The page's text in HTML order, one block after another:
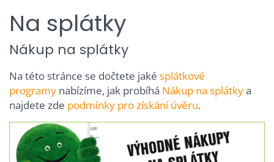
Na splátky
Nákup na splátky
Na této stránce se dočtete jaké splátkové
programy nabízíme, jak probíhá Nákup na splátkya
najdete zde podmínky pro získání úvěru.